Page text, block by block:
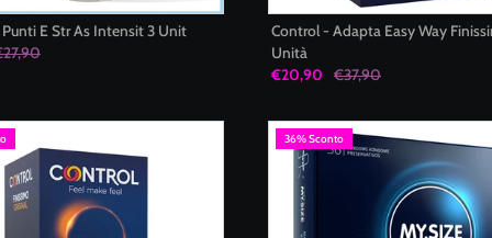
E Str As Intensit 3 Unit
Control - Adapta Easy Way
Unità
€20,90
€37,90
36% Sconto